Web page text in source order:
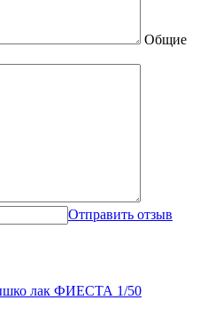
Общие
Отправить отзыв